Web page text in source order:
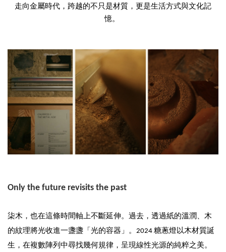
走向金屬時代，跨越的不只是材質，更是生活方式與文化記
憶。
Only the future revisits the past
柒木，也在這條時間軸上不斷延伸。過去，透過紙的溫潤、木
的紋理將光收進一盞盞「光的容器」。2024 糖蔥燈以木材質誕
生，在複數陣列中尋找幾何規律，呈現線性光源的純粹之美。